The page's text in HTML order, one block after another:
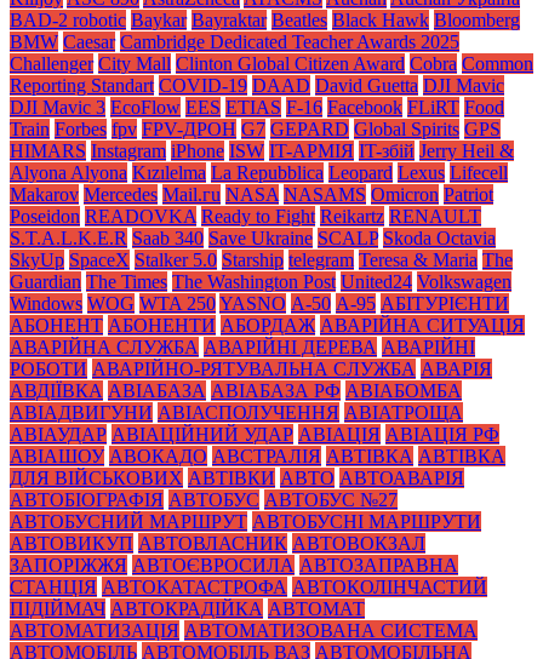
BAD-2 robotic Baykar Bayraktar Beatles Black Нawk Bloomberg
BMW Caesar Cambridge Dedicated Teacher Awards 2025
Challenger City Mall Clinton Global Citizen Award Cobra Common
Reporting Standart COVID-19 DAAD David Guetta DJI Mavic
DJI Mavic 3 EcoFlow EES ETIAS F-16 Facebook FLiRT Food
Train Forbes fpv FPV-ДРОН G7 GEPARD Global Spirits GPS
HIMARS Instagram iPhone ISW IT-АРМІЯ IT-збій Jerry Heil &
Alyona Alyona Kızılelma La Repubblica Leopard Lexus Lifecell
Makarov Mercedes Mаil.гu NASA NASAMS Omicron Patriot
Poseidon READOVKA Ready to Fight Reikartz RENAULT
S.T.A.L.K.E.R Saab 340 Save Ukraine SCALP Skoda Octavia
SkyUp SpaceX Stalker 5.0 Starship telegram Teresa & Maria The
Guardian The Times The Washington Post United24 Volkswagen
Windows WOG WTA 250YASNO А-50 А-95 АБІТУРІЄНТИ
АБОНЕНТ АБОНЕНТИ АБОРДАЖ АВАРІЙНА СИТУАЦІЯ
АВАРІЙНА СЛУЖБА АВАРІЙНІ ДЕРЕВА АВАРІЙНІ
РОБОТИ АВАРІЙНО-РЯТУВАЛЬНА СЛУЖБА АВАРІЯ
АВДІЇВКА АВІАБАЗА АВІАБАЗА РФ АВІАБОМБА
АВІАДВИГУНИ АВІАСПОЛУЧЕННЯ АВІАТРОЩА
АВІАУДАР АВІАЦІЙНИЙ УДАР АВІАЦІЯ АВІАЦІЯ РФ
АВІАШОУ АВОКАДО АВСТРАЛІЯ АВТІВКА АВТІВКА
ДЛЯ ВІЙСЬКОВИХ АВТІВКИ АВТО АВТОАВАРІЯ
АВТОБІОГРАФІЯ АВТОБУС АВТОБУС №27
АВТОБУСНИЙ МАРШРУТ АВТОБУСНІ МАРШРУТИ
АВТОВИКУП АВТОВЛАСНИК АВТОВОКЗАЛ
ЗАПОРІЖЖЯ АВТОЄВРОСИЛА АВТОЗАПРАВНА
СТАНЦІЯ АВТОКАТАСТРОФА АВТОКОЛІНЧАСТИЙ
ПІДІЙМАЧ АВТОКРАДІЙКА АВТОМАТ
АВТОМАТИЗАЦІЯ АВТОМАТИЗОВАНА СИСТЕМА
АВТОМОБІЛЬ АВТОМОБІЛЬ ВАЗ АВТОМОБІЛЬНА